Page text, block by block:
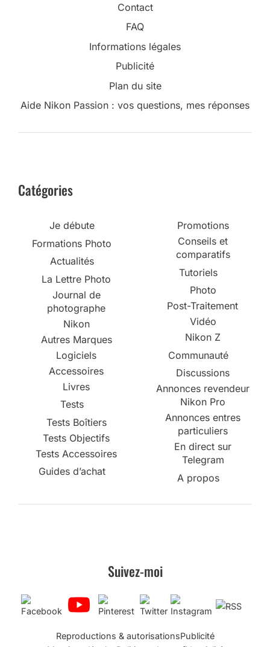
Contact
FAQ
Informations légales
Publicité
Plan du site
Aide Nikon Passion : vos questions, mes réponses
Catégories
Je débute
Formations Photo
Actualités
La Lettre Photo
Journal de
photographe
Nikon
Autres Marques
Logiciels
Accessoires
Livres
Tests
Tests Boîtiers
Tests Objectifs
Tests Accessoires
Guides d’achat
Promotions
Conseils et
comparatifs
Tutoriels
Photo
Post-Traitement
Vidéo
Nikon Z
Communauté
Discussions
Annonces revendeur
Nikon Pro
Annonces entres
particuliers
En direct sur
Telegram
A propos
Suivez-moi
Reproductions & autorisationsPublicité